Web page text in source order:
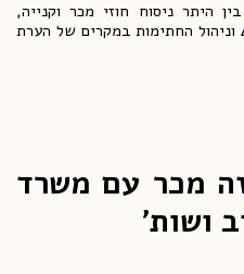
היתר ניסוח חוזי מכר וקנייה,
בדיקת חוזים, ייעוץ להוצאת טופס 4 וניהול החתימות במקרים של הערת
מכר עם משרד
ושות'